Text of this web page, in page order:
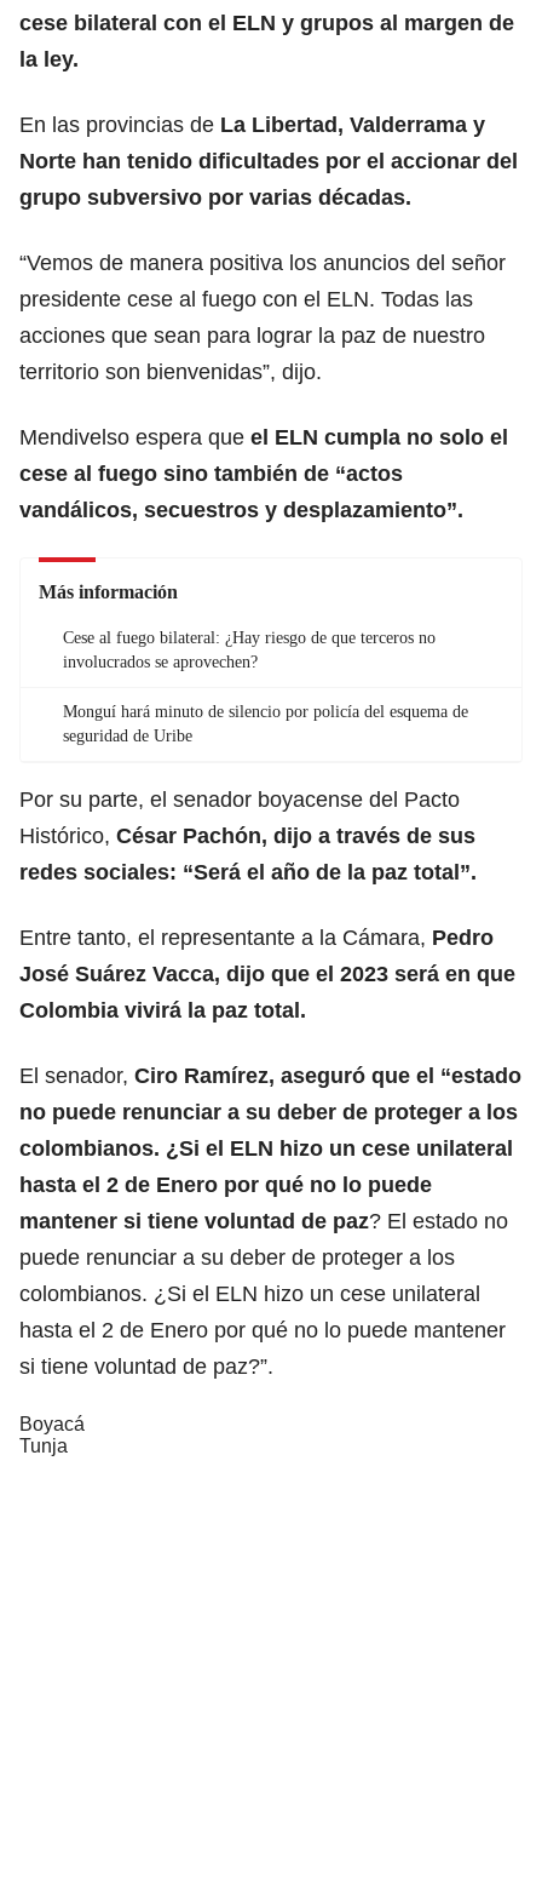
cese bilateral con el ELN y grupos al margen de
la ley.
En las provincias de La Libertad, Valderrama y
Norte han tenido dificultades por el accionar del
grupo subversivo por varias décadas.
“Vemos de manera positiva los anuncios del señor
presidente cese al fuego con el ELN. Todas las
acciones que sean para lograr la paz de nuestro
territorio son bienvenidas”, dijo.
Mendivelso espera que el ELN cumpla no solo el
cese al fuego sino también de “actos
vandálicos, secuestros y desplazamiento”.
Más información
Cese al fuego bilateral: ¿Hay riesgo de que terceros no
involucrados se aprovechen?
Monguí hará minuto de silencio por policía del esquema de
seguridad de Uribe
Por su parte, el senador boyacense del Pacto
Histórico, César Pachón, dijo a través de sus
redes sociales: “Será el año de la paz total”.
Entre tanto, el representante a la Cámara, Pedro
José Suárez Vacca, dijo que el 2023 será en que
Colombia vivirá la paz total.
El senador, Ciro Ramírez, aseguró que el “estado
no puede renunciar a su deber de proteger a los
colombianos. ¿Si el ELN hizo un cese unilateral
hasta el 2 de Enero por qué no lo puede
mantener si tiene voluntad de paz? El estado no
puede renunciar a su deber de proteger a los
colombianos. ¿Si el ELN hizo un cese unilateral
hasta el 2 de Enero por qué no lo puede mantener
si tiene voluntad de paz?”.
Boyacá
Tunja